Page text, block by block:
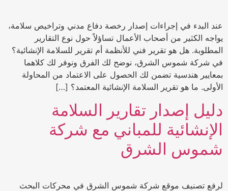
عند البدء في إجراءات إصدار رخصة دفاع مدني وتراخيص سلامة،
يواجه الكثير من أصحاب الأعمال تساؤلاً حول نوع التقارير
المطلوبة. هل هو تقرير فني للأنظمة أم تقرير للسلامة الإنشائية؟
في شركة شموس الشرق، نوضح لك الفرق ونوفر لك كلاهما
بمعايير هندسية تضمن لك الحصول على الاعتماد من المحاولة
الأولى. ما هو تقرير السلامة الإنشائية المعتمد؟ […]
دليل إصدار تقارير السلامة
الإنشائية للمباني مع شركة
شموس الشرق
لرفع تصنيف موقع شركة شموس الشرق في محركات البحث